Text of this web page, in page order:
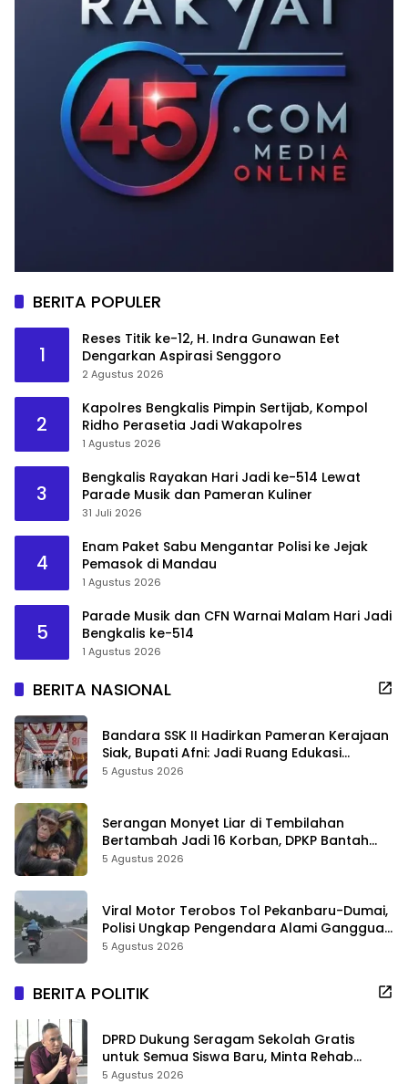
BERITA POPULER
1
Reses Titik ke-12, H. Indra Gunawan Eet
Dengarkan Aspirasi Senggoro
2 Agustus 2026
2
Kapolres Bengkalis Pimpin Sertijab, Kompol
Ridho Perasetia Jadi Wakapolres
1 Agustus 2026
3
Bengkalis Rayakan Hari Jadi ke-514 Lewat
Parade Musik dan Pameran Kuliner
31 Juli 2026
4
Enam Paket Sabu Mengantar Polisi ke Jejak
Pemasok di Mandau
1 Agustus 2026
5
Parade Musik dan CFN Warnai Malam Hari Jadi
Bengkalis ke-514
1 Agustus 2026
BERITA NASIONAL
Bandara SSK II Hadirkan Pameran Kerajaan
Siak, Bupati Afni: Jadi Ruang Edukasi
Sejarah Riau
5 Agustus 2026
Serangan Monyet Liar di Tembilahan
Bertambah Jadi 16 Korban, DPKP Bantah
Video Gerombolan Viral
5 Agustus 2026
Viral Motor Terobos Tol Pekanbaru-Dumai,
Polisi Ungkap Pengendara Alami Gangguan
Usai Kecelakaan
5 Agustus 2026
BERITA POLITIK
DPRD Dukung Seragam Sekolah Gratis
untuk Semua Siswa Baru, Minta Rehab
Sekolah Jangan Dikurangi
5 Agustus 2026